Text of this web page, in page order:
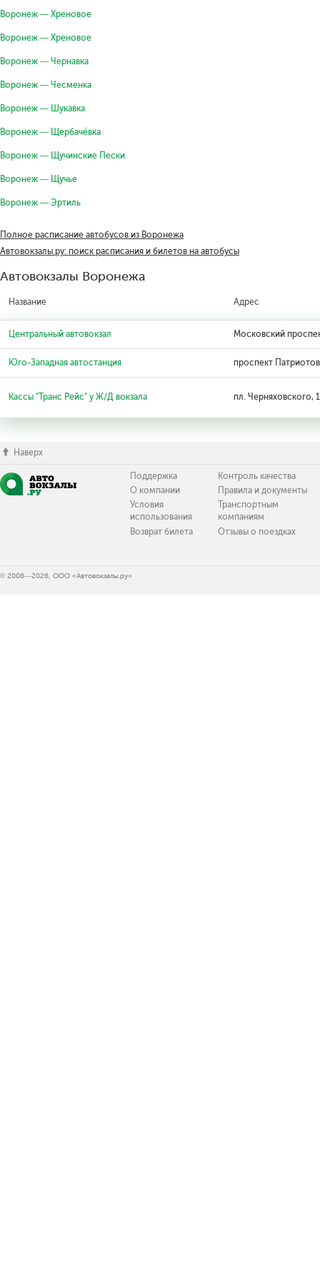
Воронеж — Хреновое
Воронеж — Хреновое
Воронеж — Чернавка
Воронеж — Чесменка
Воронеж — Шукавка
Воронеж — Щербачёвка
Воронеж — Щучинские Пески
Воронеж — Щучье
Воронеж — Эртиль
Полное расписание автобусов из Воронежа
Автовокзалы.ру: поиск расписания и билетов на автобусы
Автовокзалы Воронежа
Название Адрес
Центральный автовокзал Московский
Юго-Западная автостанция проспект
Кассы "Транс Рейс" у Ж/Д вокзала пл. Черняховского,
Наверх
Поддержка
О компании
Условия
использования
Возврат билета
Контроль качества
Правила и документы
Транспортным
компаниям
Отзывы о поездках
© 2008—2026, ООО «Автовокзалы.ру»